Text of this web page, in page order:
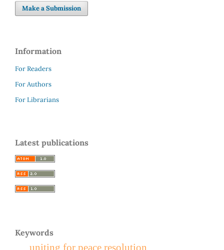
Make a Submission
Information
For Readers
For Authors
For Librarians
Latest publications
Keywords
uniting for peace resolution